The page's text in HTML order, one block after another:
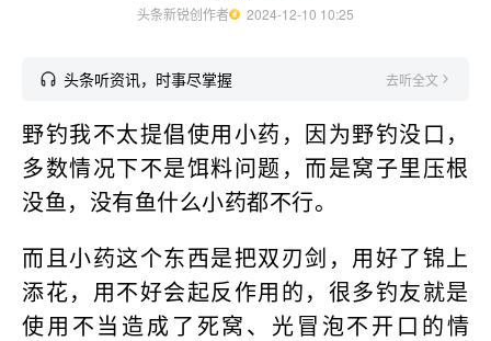
头条新锐创作者
  2024-12-10 10:25
头条听资讯，时事尽掌握 去听全文
野钓我不太提倡使用小药，因为野钓没口，
多数情况下不是饵料问题，而是窝子里压根
没鱼，没有鱼什么小药都不行。
而且小药这个东西是把双刃剑，用好了锦上
添花，用不好会起反作用的，很多钓友就是
使用不当造成了死窝、光冒泡不开口的情